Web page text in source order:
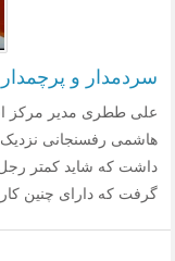
سردمدار و
علی ططری مدیر مرکز
داشت که شاید کمتر رجل
گرفت که دارای چنین